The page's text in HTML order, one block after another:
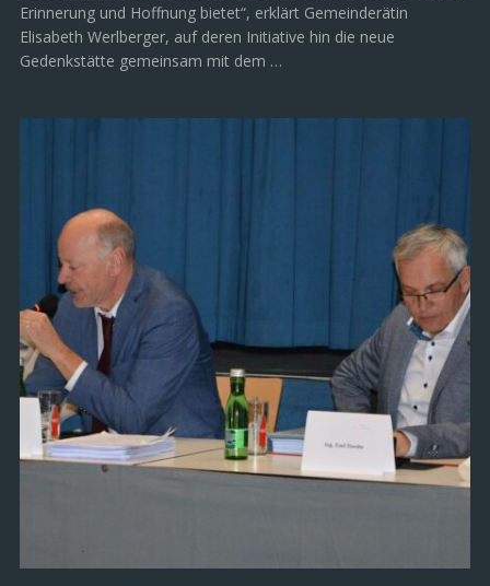
Erinnerung und Hoffnung bietet“, erklärt Gemeinderätin
Elisabeth Werlberger, auf deren Initiative hin die neue
Gedenkstätte gemeinsam mit dem …